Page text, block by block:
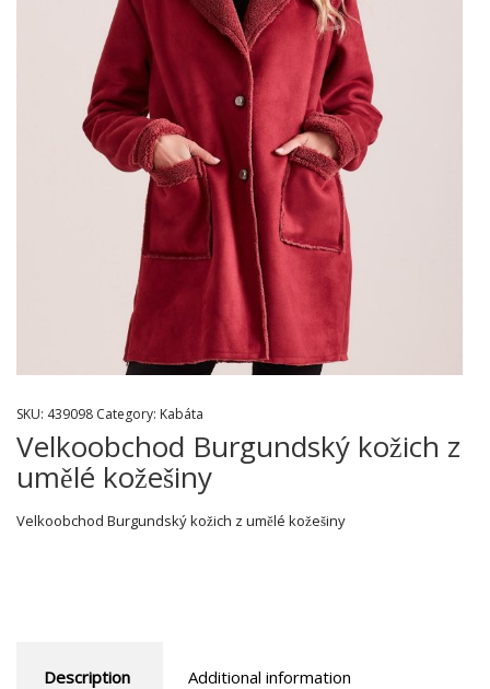
SKU: 439098 Category: Kabáta
Velkoobchod Burgundský kožich z
umělé kožešiny
Velkoobchod Burgundský kožich z umělé kožešiny
Description Additional information